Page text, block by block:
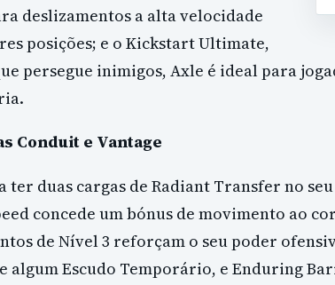
deslizamentos a alta velocidade
posições; e o Kickstart Ultimate,
persegue inimigos, Axle é ideal para
Conduit e Vantage
ter duas cargas de Radiant Transfer no
concede um bónus de movimento ao
de Nível 3 reforçam o seu poder
algum Escudo Temporário, e Enduring